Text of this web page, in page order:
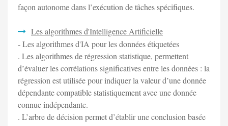
façon autonome dans l’exécution de tâches spécifiques.
Les algorithmes d'Intelligence Artificielle
- Les algorithmes d'IA pour les données étiquetées
. Les algorithmes de régression statistique, permettent
d’évaluer les corrélations significatives entre les données : la
régression est utilisée pour indiquer la valeur d’une donnée
dépendante compatible statistiquement avec une donnée
connue indépendante.
. L’arbre de décision permet d’établir une conclusion basée